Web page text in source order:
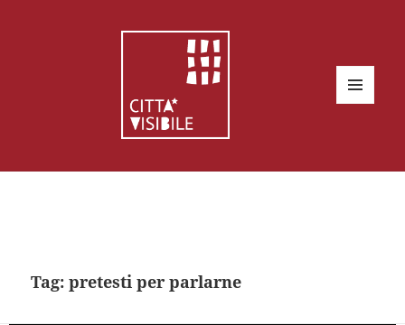
Tag:pretesti per parlarne